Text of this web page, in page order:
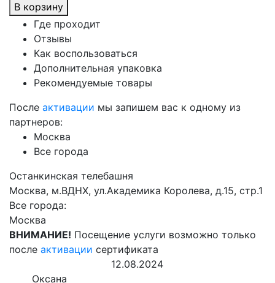
В корзину
Где проходит
Отзывы
Как воспользоваться
Дополнительная упаковка
Рекомендуемые товары
После активации мы запишем вас к одному из
партнеров:
Москва
Все города
Останкинская телебашня
Москва, м.ВДНХ, ул.Академика Королева, д.15, стр.1
Все города:
Москва
ВНИМАНИЕ! Посещение услуги возможно только
после активации сертификата
12.08.2024
Оксана